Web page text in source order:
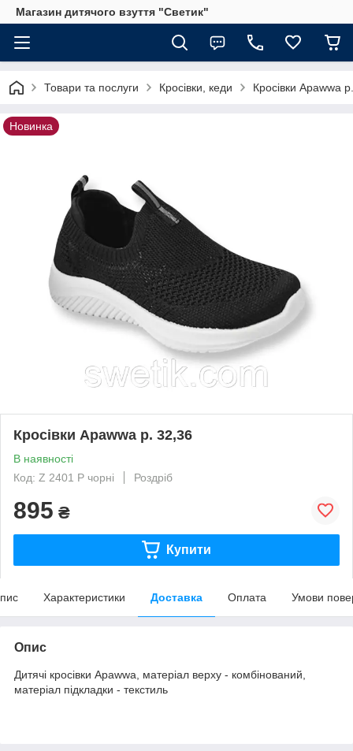
Магазин дитячого взуття "Светик"
Товари та послуги Кросівки, кеди Кросівки Apawwa
Новинка
Кросівки Apawwa р. 32,36
В наявності
Код: Z 2401 P чорні
Роздріб
895 ₴
Купити
Характеристики Доставка Оплата Умови
Опис
Дитячі кросівки Apawwa, матеріал верху - комбінований,
матеріал підкладки - текстиль